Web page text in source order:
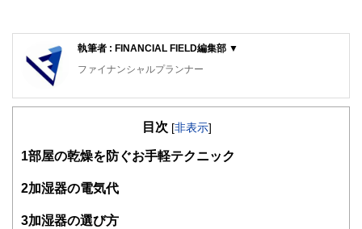
執筆者 : FINANCIAL FIELD編集部 ▼
ファイナンシャルプランナー
FinancialField編集部は、金融、経済に関する記事を、日々
知識がない方でも理解できるようわかりやすく発信していま
得者を中心に「お金や暮らし」に関する書籍・雑誌の編集経
験者で構成され、企画立案から記事掲載まですべての工程に
関わることで、読者目線のコンテンツを追求しています。
目次 [非表示]
1 部屋の乾燥を防ぐお手軽テクニック
2加湿器の電気代
3加湿器の選び方